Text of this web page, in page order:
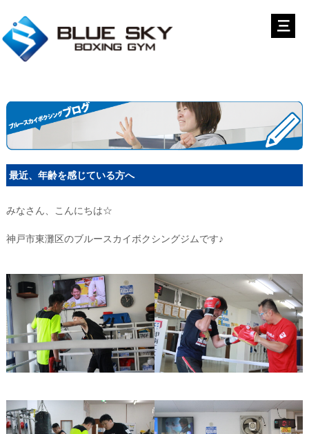
最近、年齢を感じている方へ
みなさん、こんにちは☆
神戸市東灘区のブルースカイボクシングジムです♪